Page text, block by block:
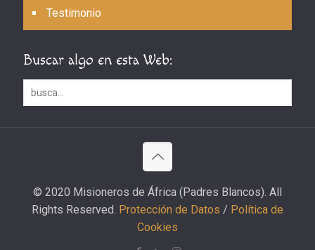
Testimonio
Buscar algo en esta Web:
© 2020 Misioneros de África (Padres Blancos). All
Rights Reserved. Protección de Datos / Política de
Cookies